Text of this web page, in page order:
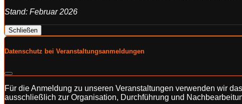
Stand: Februar 2026
Schließen
Datenschutz bei Veranstaltungsanmeldungen
Für die Anmeldung zu unseren Veranstaltungen verwenden wir
ausschließlich zur Organisation, Durchführung und